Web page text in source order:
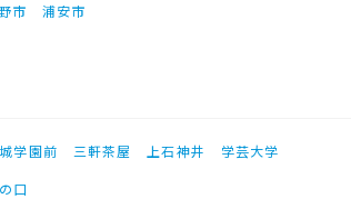
市 浦安市
学園前 三軒茶屋 上石神井
学芸大学
口